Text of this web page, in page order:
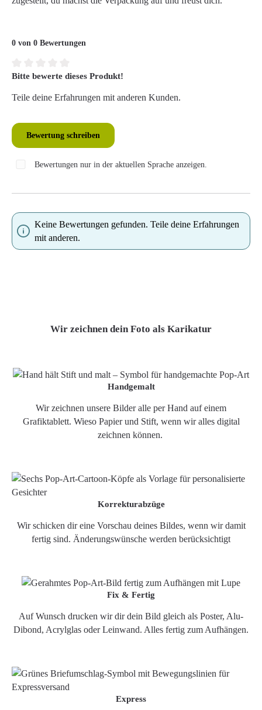
0 von 0 Bewertungen
Durchschnittliche Bewertung von 0 von 5 Sternen
Bitte bewerte dieses Produkt!
Teile deine Erfahrungen mit anderen Kunden.
Bewertung schreiben
Bewertungen nur in der aktuellen Sprache anzeigen.
Keine Bewertungen gefunden. Teile deine Erfahrungen
mit anderen.
Wir zeichnen dein Foto als Karikatur
Handgemalt
Wir zeichnen unsere Bilder alle per Hand auf einem
Grafiktablett. Wieso Papier und Stift, wenn wir alles digital
zeichnen können.
Korrekturabzüge
Wir schicken dir eine Vorschau deines Bildes, wenn wir damit
fertig sind. Änderungswünsche werden berücksichtigt
Fix & Fertig
Auf Wunsch drucken wir dir dein Bild gleich als Poster, Alu-
Dibond, Acrylglas oder Leinwand. Alles fertig zum Aufhängen.
Express